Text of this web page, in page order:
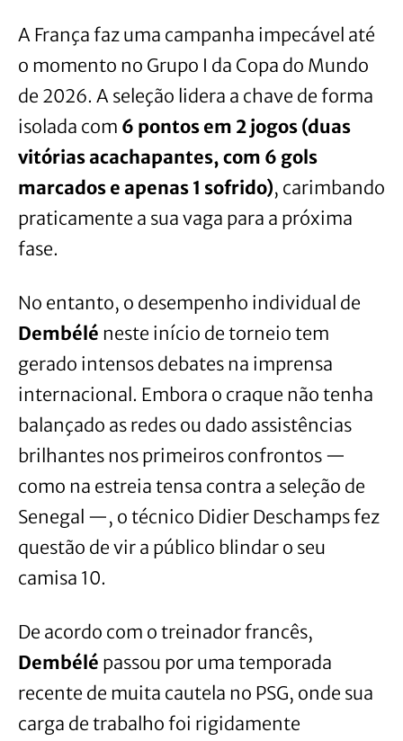
A França faz uma campanha impecável até
o momento no Grupo I da Copa do Mundo
de 2026. A seleção lidera a chave de forma
isolada com 6 pontos em 2 jogos (duas
vitórias acachapantes, com 6 gols
marcados e apenas 1 sofrido), carimbando
praticamente a sua vaga para a próxima
fase.
No entanto, o desempenho individual de
Dembélé neste início de torneio tem
gerado intensos debates na imprensa
internacional. Embora o craque não tenha
balançado as redes ou dado assistências
brilhantes nos primeiros confrontos —
como na estreia tensa contra a seleção de
Senegal —, o técnico Didier Deschamps fez
questão de vir a público blindar o seu
camisa 10.
De acordo com o treinador francês,
Dembélé passou por uma temporada
recente de muita cautela no PSG, onde sua
carga de trabalho foi rigidamente